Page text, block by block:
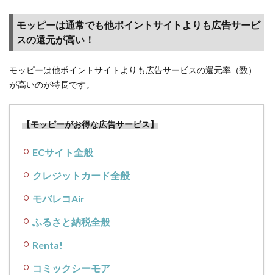
モッピーは通常でも他ポイントサイトよりも広告サービ
スの還元が高い！
モッピーは他ポイントサイトよりも広告サービスの還元率（数）
が高いのが特長です。
【モッピーがお得な広告サービス】
ECサイト全般
クレジットカード全般
モバレコAir
ふるさと納税全般
Renta!
コミックシーモア